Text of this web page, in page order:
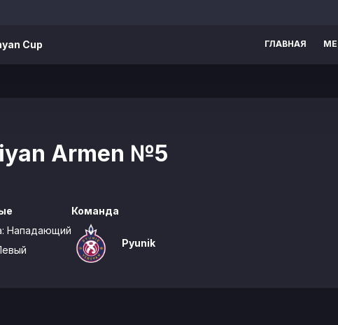
Cup ГЛАВНАЯ
Armen №5
Нападающий
Команда
Pyunik